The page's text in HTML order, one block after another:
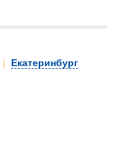
| Екатеринбург